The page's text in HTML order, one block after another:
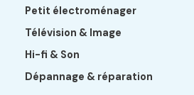
Petit électroménager
Télévision & Image
Hi-fi & Son
Dépannage & réparation